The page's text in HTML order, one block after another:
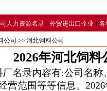
人力资源名录 | 外贸进出口企业 | 各
公司 >> 河北饲料公司
2026年河北饲料
厂名录内容有:公司名
营范围等等信息。